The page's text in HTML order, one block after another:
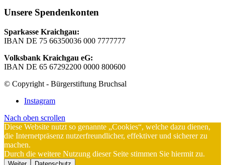
Unsere Spendenkonten
Sparkasse Kraichgau:
IBAN DE 75 66350036 000 7777777
Volksbank Kraichgau eG:
IBAN DE 65 67292200 0000 800600
© Copyright - Bürgerstiftung Bruchsal
Instagram
Nach oben scrollen
Diese Website nutzt so genannte „Cookies“, welche dazu dienen,
die Internetpräsenz nutzerfreundlicher, effektiver und sicherer zu
machen.
Durch die weitere Nutzung dieser Seite stimmen Sie hiermit zu.